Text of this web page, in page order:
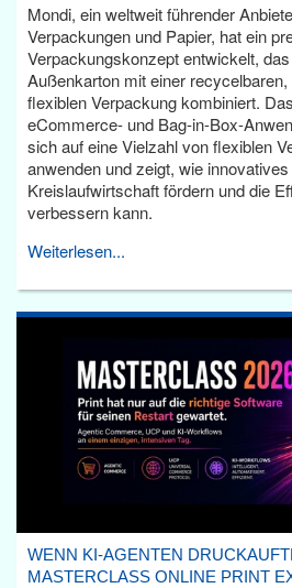
Mondi, ein weltweit führender
Verpackungen und Papier, hat ein
Verpackungskonzept entwickelt,
Außenkarton mit einer
flexiblen Verpackung kombiniert.
eCommerce- und Bag-in-Box-
sich auf eine Vielzahl von flexiblen
anwenden und zeigt, wie
Kreislaufwirtschaft fördern und die
verbessern kann.
Weiterlesen...
WENN KI-AGENTEN
MASTERCLASS ONLINE PRINT